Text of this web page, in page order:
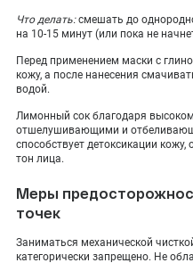
Что делать:смешать до
на 10-15 минут (или пока не
Перед применением маски с
кожу, а после нанесения
водой.
Лимонный сок благодаря
отшелушивающими и
способствует детоксикации
тон лица.
Меры
точек
Заниматься механической
категорически запрещено. Не